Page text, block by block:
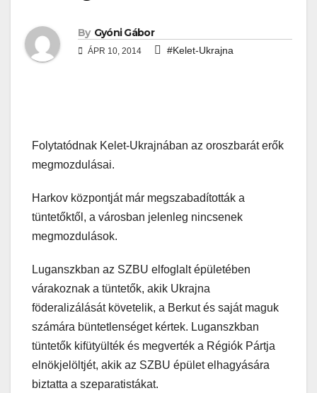
By Gyóni Gábor
ÁPR 10, 2014 #Kelet-Ukrajna
Folytatódnak Kelet-Ukrajnában az oroszbarát erők
megmozdulásai.
Harkov központját már megszabadították a
tüntetőktől, a városban jelenleg nincsenek
megmozdulások.
Luganszkban az SZBU elfoglalt épületében
várakoznak a tüntetők, akik Ukrajna
föderalizálását követelik, a Berkut és saját maguk
számára büntetlenséget kértek. Luganszkban
tüntetők kifütyülték és megverték a Régiók Pártja
elnökjelöltjét, akik az SZBU épület elhagyására
biztatta a szeparatistákat.